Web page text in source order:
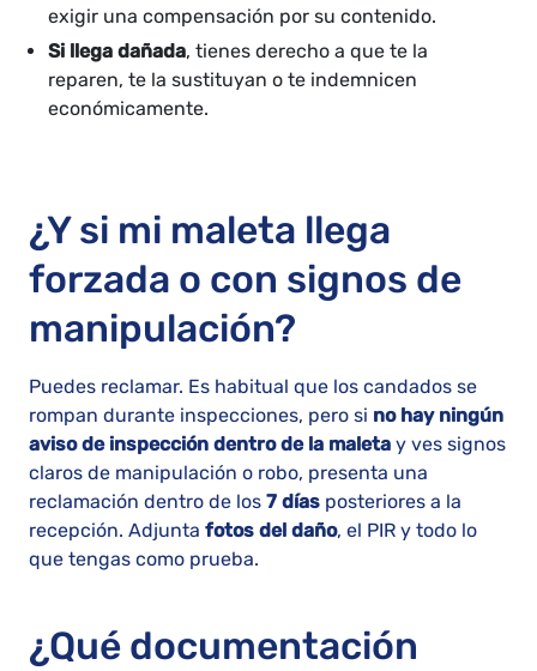
exigir una compensación por su contenido.
Si llega dañada, tienes derecho a que te la
reparen, te la sustituyan o te indemnicen
económicamente.
¿Y si mi maleta llega
forzada o con signos de
manipulación?
Puedes reclamar. Es habitual que los candados se
rompan durante inspecciones, pero si no hay ningún
aviso de inspección dentro de la maleta y ves signos
claros de manipulación o robo, presenta una
reclamación dentro de los 7 días posteriores a la
recepción. Adjunta fotos del daño, el PIR y todo lo
que tengas como prueba.
¿Qué documentación